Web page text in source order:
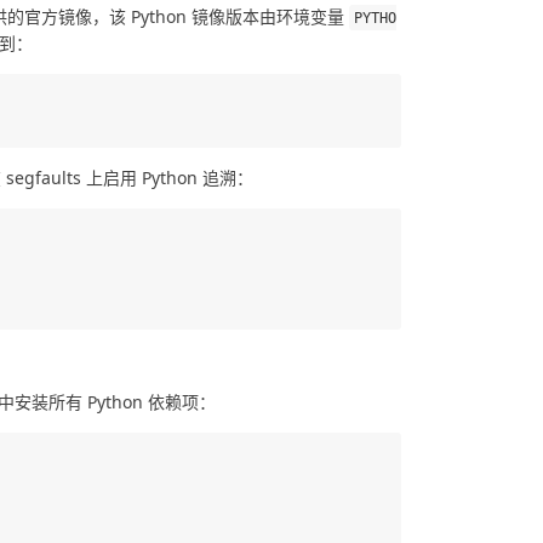
官方镜像，该 Python 镜像版本由环境变量 PYTHO
：
上启用 Python 追溯：
安装所有 Python 依赖项：